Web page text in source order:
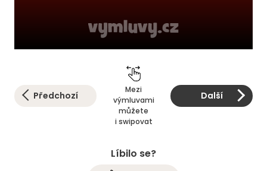
Předchozí
Mezi
výmluvami
můžete
i swipovat
Další
Líbilo se?